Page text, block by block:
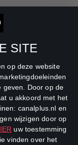
SITE
op deze website
geven. Door op de
u akkoord met het
canalplus.nl en
wijzigen door op
uw toestemming
vinden over het
Channel